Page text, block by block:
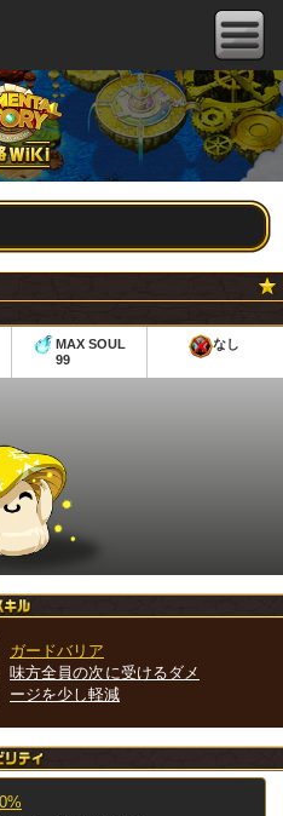
MAX SOUL
99
なし
ガードバリア
味方全員の次に受けるダメ
ージを少し軽減